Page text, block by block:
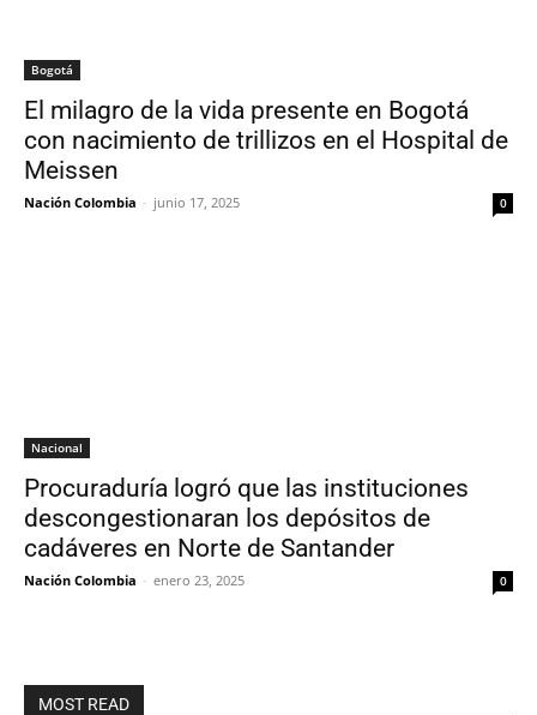
Bogotá
El milagro de la vida presente en Bogotá
con nacimiento de trillizos en el Hospital de
Meissen
Nación Colombia - junio 17, 2025 0
Nacional
Procuraduría logró que las instituciones
descongestionaran los depósitos de
cadáveres en Norte de Santander
Nación Colombia - enero 23, 2025 0
MOST READ